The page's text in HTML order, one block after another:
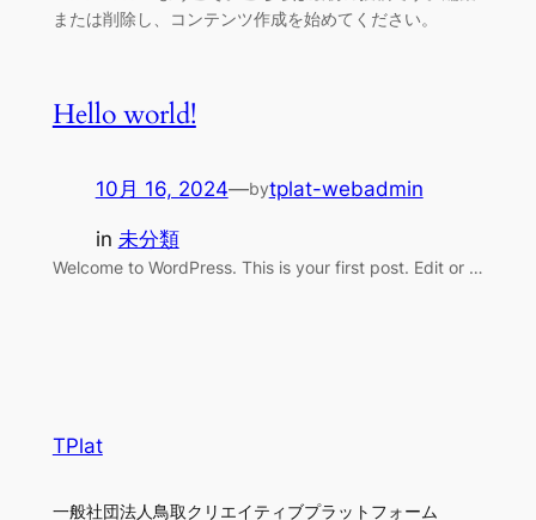
または削除し、コンテンツ作成を始めてください。
Hello world!
10月 16, 2024—bytplat-webadmin
in 未分類
Welcome to WordPress. This is your first post. Edit or …
TPlat
一般社団法人鳥取クリエイティブプラットフォーム